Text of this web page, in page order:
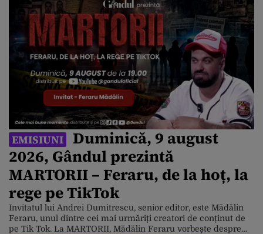
EMISIUNI
Duminică, 9 august
2026, Gândul prezintă
MARTORII – Feraru, de la hoț, la
rege pe TikTok
Invitatul lui Andrei Dumitrescu, senior editor, este Mădălin
Feraru, unul dintre cei mai urmăriți creatori de conținut de
pe Tik Tok. La MARTORII, Mădălin Feraru vorbește despre